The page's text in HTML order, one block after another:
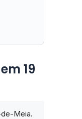
19
Meia.